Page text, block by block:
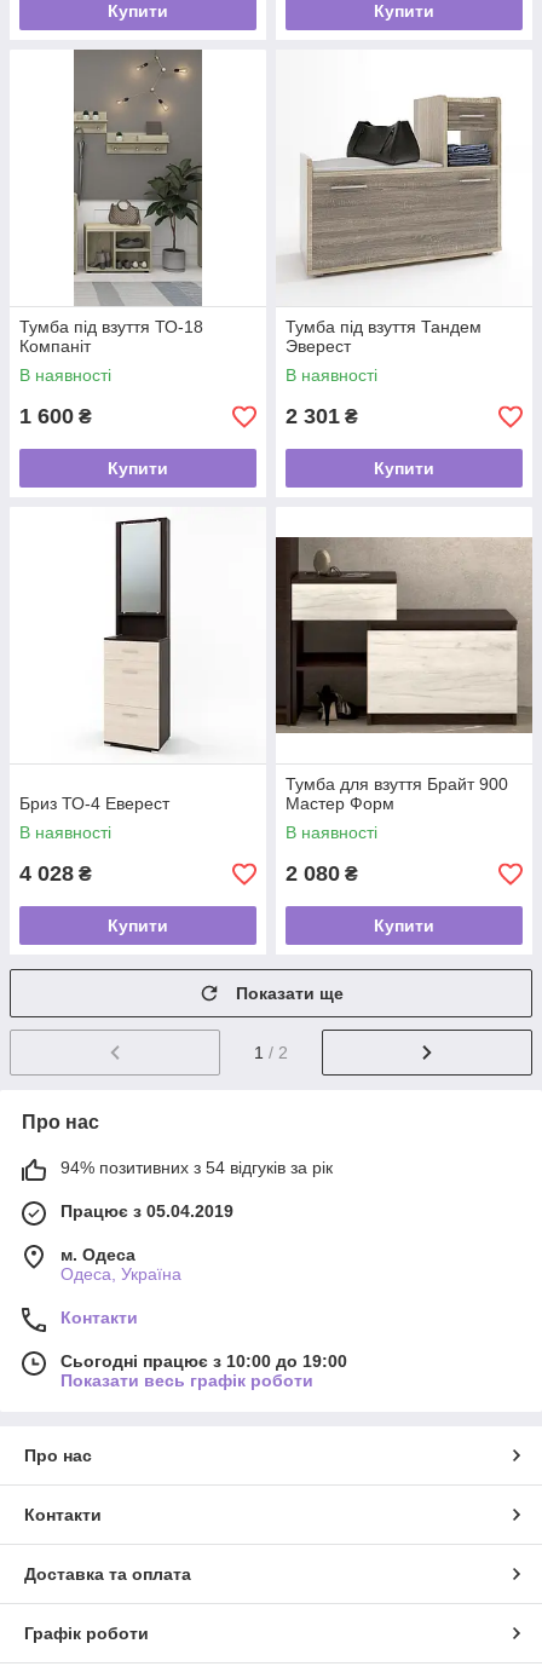
Купити Купити
Тумба під взуття ТО-18
Компаніт
В наявності
1 600 ₴
Купити
Тумба під взуття Тандем
Эверест
В наявності
2 301 ₴
Купити
Бриз ТО-4 Еверест
В наявності
4 028 ₴
Купити
Тумба для взуття Брайт 900
Мастер Форм
В наявності
2 080 ₴
Купити
Показати ще
1 / 2
Про нас
94% позитивних з 54 відгуків за рік
Працює з 05.04.2019
м. Одеса
Одеса, Україна
Контакти
Сьогодні працює з 10:00 до 19:00
Показати весь графік роботи
Про нас
Контакти
Доставка та оплата
Графік роботи